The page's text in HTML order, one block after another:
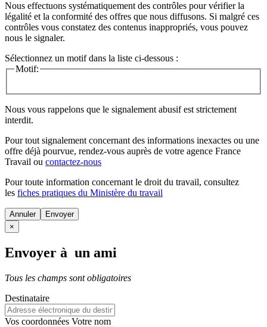
Nous effectuons systématiquement des contrôles pour vérifier la
légalité et la conformité des offres que nous diffusons. Si malgré ces
contrôles vous constatez des contenus inappropriés, vous pouvez
nous le signaler.
Sélectionnez un motif dans la liste ci-dessous :
Motif:
Nous vous rappelons que le signalement abusif est strictement
interdit.
Pour tout signalement concernant des informations inexactes ou une
offre déjà pourvue, rendez-vous auprès de votre agence France
Travail ou contactez-nous
Pour toute information concernant le droit du travail, consultez
les fiches pratiques du Ministère du travail
Annuler
×
Envoyer à un ami
Tous les champs sont obligatoires
Destinataire
Vos coordonnées Votre nom